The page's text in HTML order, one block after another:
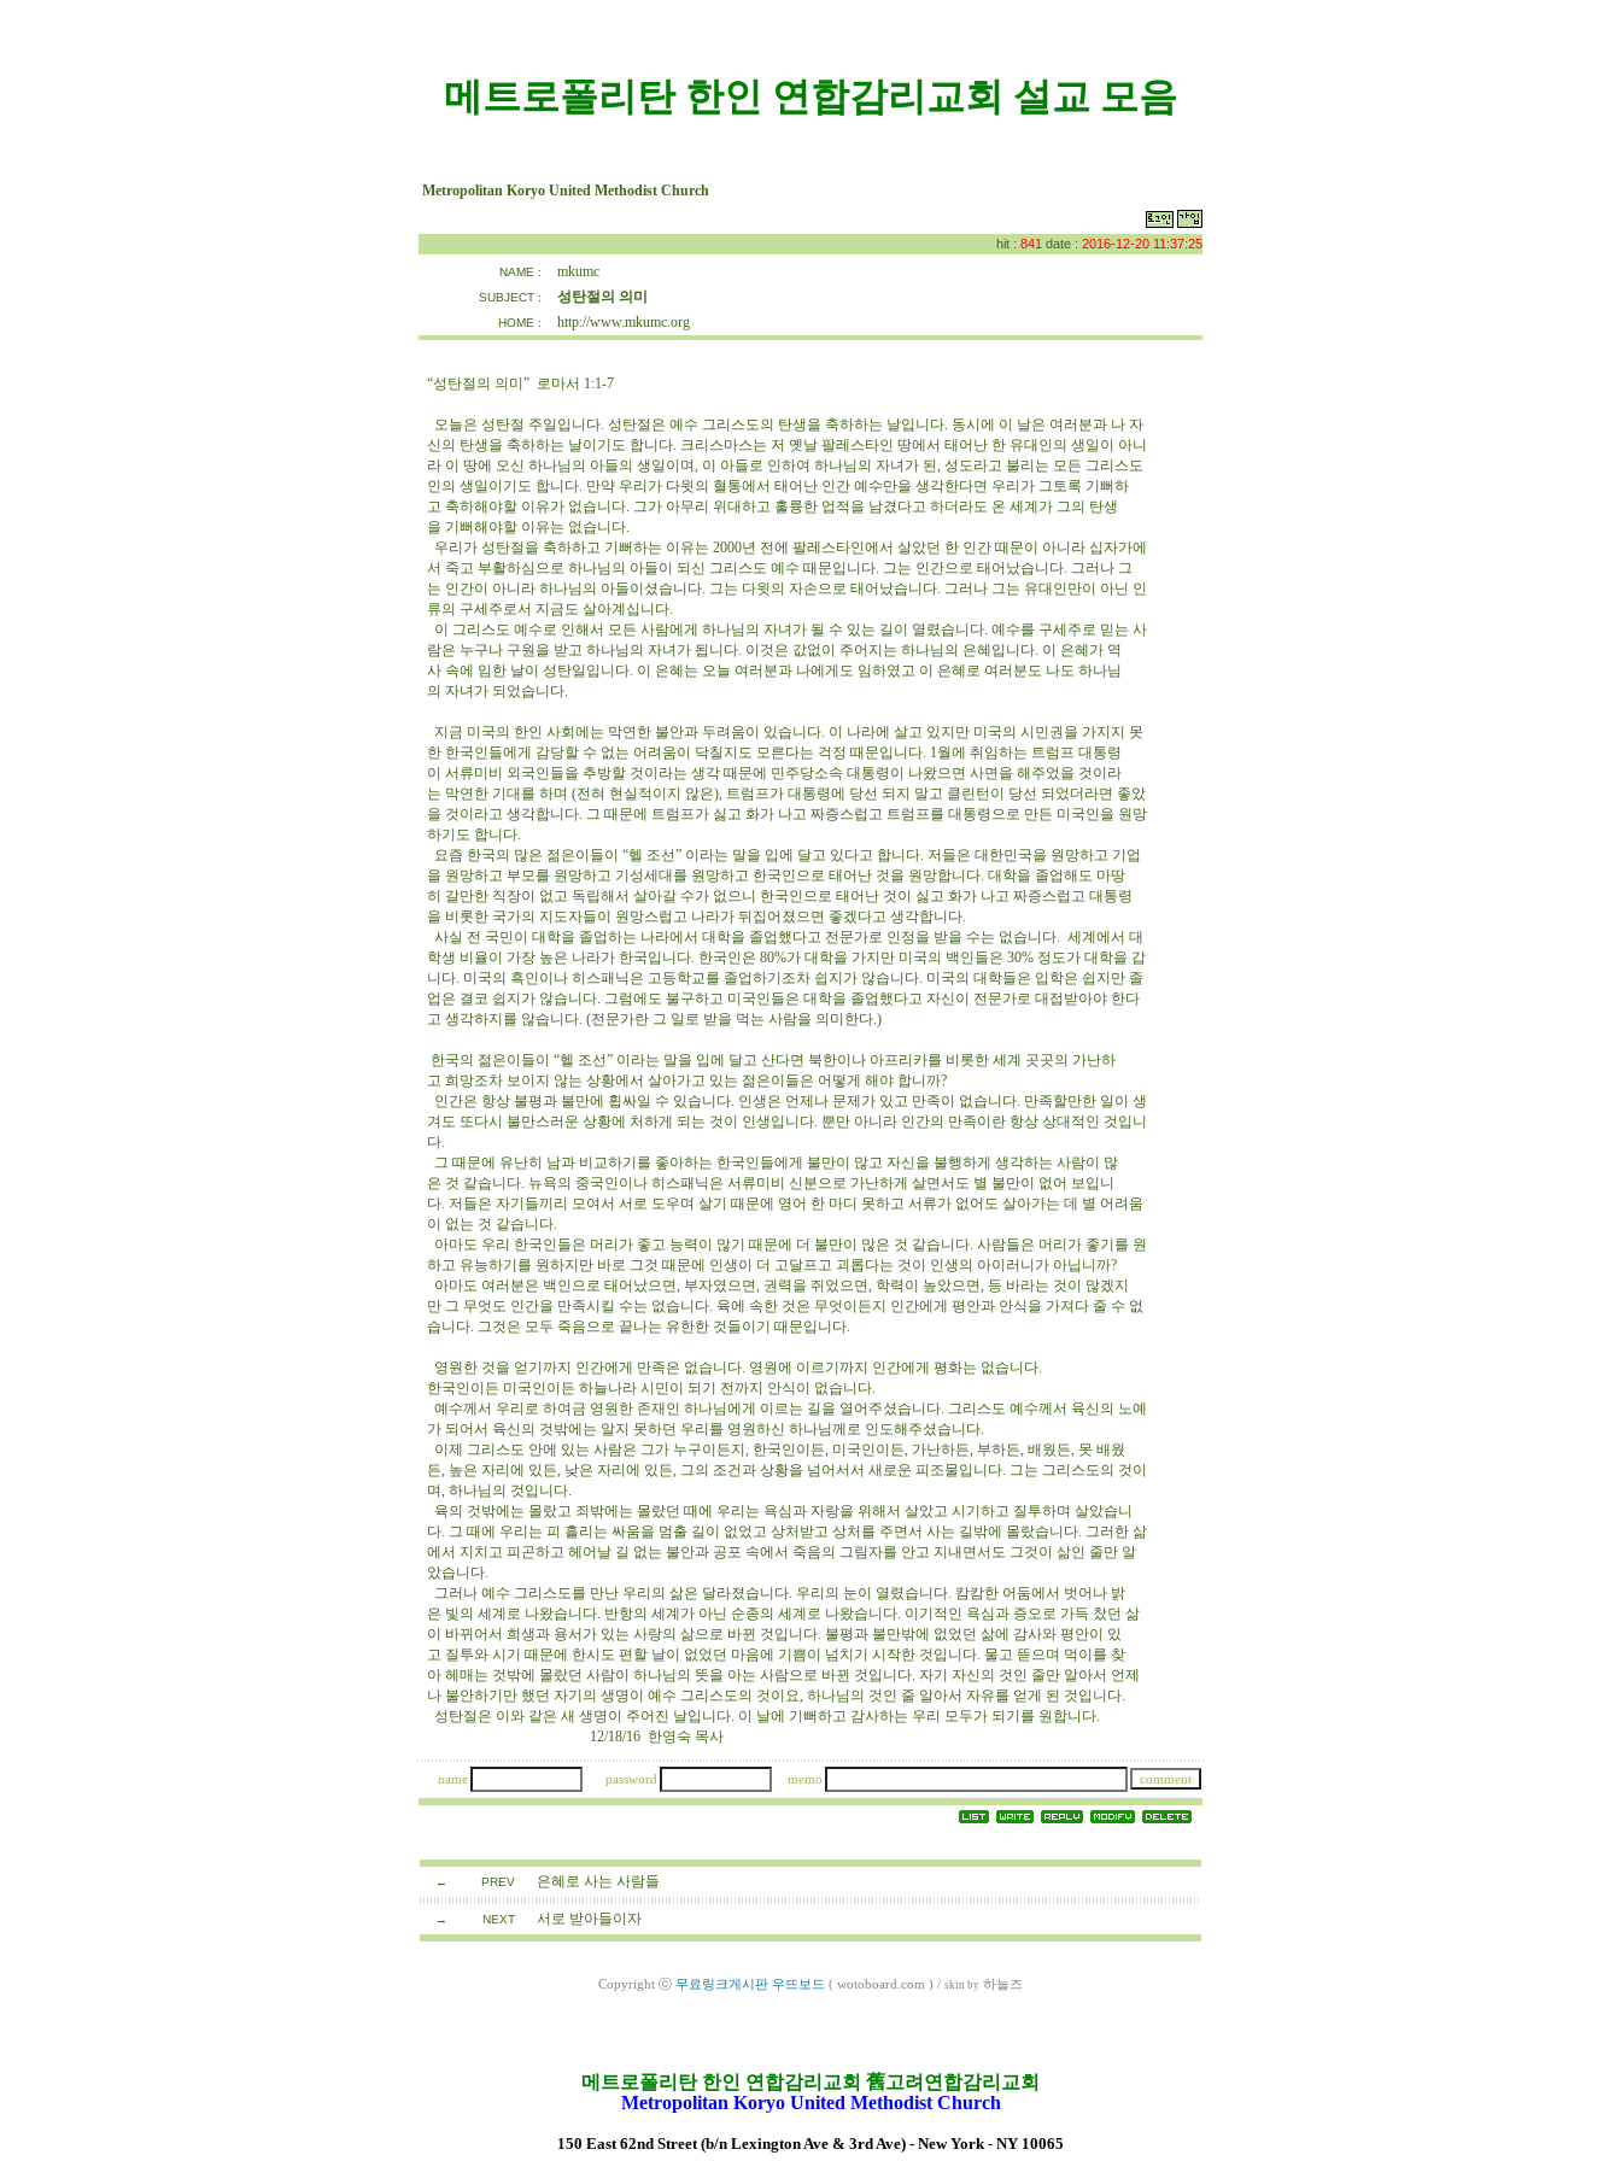
메트로폴리탄 한인 연합감리교회 설교 모음
Metropolitan Koryo United Methodist Church
hit : 841 date : 2016-12-20 11:37:25
NAME : mkumc
SUBJECT : 성탄절의 의미
HOME : http://www.mkumc.org
“성탄절의 의미” 로마서 1:1-7
오늘은 성탄절 주일입니다. 성탄절은 예수 그리스도의 탄생을 축하하는 날입니다. 동시에 이 날은 여러분과 나 자
신의 탄생을 축하하는 날이기도 합니다. 크리스마스는 저 옛날 팔레스타인 땅에서 태어난 한 유대인의 생일이 아니
라 이 땅에 오신 하나님의 아들의 생일이며, 이 아들로 인하여 하나님의 자녀가 된, 성도라고 불리는 모든 그리스도
인의 생일이기도 합니다. 만약 우리가 다윗의 혈통에서 태어난 인간 예수만을 생각한다면 우리가 그토록 기뻐하
고 축하해야할 이유가 없습니다. 그가 아무리 위대하고 훌륭한 업적을 남겼다고 하더라도 온 세계가 그의 탄생
을 기뻐해야할 이유는 없습니다.
우리가 성탄절을 축하하고 기뻐하는 이유는 2000년 전에 팔레스타인에서 살았던 한 인간 때문이 아니라 십자가에
서 죽고 부활하심으로 하나님의 아들이 되신 그리스도 예수 때문입니다. 그는 인간으로 태어났습니다. 그러나 그
는 인간이 아니라 하나님의 아들이셨습니다. 그는 다윗의 자손으로 태어났습니다. 그러나 그는 유대인만이 아닌 인
류의 구세주로서 지금도 살아계십니다.
이 그리스도 예수로 인해서 모든 사람에게 하나님의 자녀가 될 수 있는 길이 열렸습니다. 예수를 구세주로 믿는 사
람은 누구나 구원을 받고 하나님의 자녀가 됩니다. 이것은 값없이 주어지는 하나님의 은혜입니다. 이 은혜가 역
사 속에 임한 날이 성탄일입니다. 이 은혜는 오늘 여러분과 나에게도 임하였고 이 은혜로 여러분도 나도 하나님
의 자녀가 되었습니다.
지금 미국의 한인 사회에는 막연한 불안과 두려움이 있습니다. 이 나라에 살고 있지만 미국의 시민권을 가지지 못
한 한국인들에게 감당할 수 없는 어려움이 닥칠지도 모른다는 걱정 때문입니다. 1월에 취임하는 트럼프 대통령
이 서류미비 외국인들을 추방할 것이라는 생각 때문에 민주당소속 대통령이 나왔으면 사면을 해주었을 것이라
는 막연한 기대를 하며 (전혀 현실적이지 않은), 트럼프가 대통령에 당선 되지 말고 클린턴이 당선 되었더라면 좋았
을 것이라고 생각합니다. 그 때문에 트럼프가 싫고 화가 나고 짜증스럽고 트럼프를 대통령으로 만든 미국인을 원망
하기도 합니다.
요즘 한국의 많은 젊은이들이 “헬 조선” 이라는 말을 입에 달고 있다고 합니다. 저들은 대한민국을 원망하고 기업
을 원망하고 부모를 원망하고 기성세대를 원망하고 한국인으로 태어난 것을 원망합니다. 대학을 졸업해도 마땅
히 갈만한 직장이 없고 독립해서 살아갈 수가 없으니 한국인으로 태어난 것이 싫고 화가 나고 짜증스럽고 대통령
을 비롯한 국가의 지도자들이 원망스럽고 나라가 뒤집어졌으면 좋겠다고 생각합니다.
사실 전 국민이 대학을 졸업하는 나라에서 대학을 졸업했다고 전문가로 인정을 받을 수는 없습니다. 세계에서 대
학생 비율이 가장 높은 나라가 한국입니다. 한국인은 80%가 대학을 가지만 미국의 백인들은 30% 정도가 대학을 갑
니다. 미국의 흑인이나 히스패닉은 고등학교를 졸업하기조차 쉽지가 않습니다. 미국의 대학들은 입학은 쉽지만 졸
업은 결코 쉽지가 않습니다. 그럼에도 불구하고 미국인들은 대학을 졸업했다고 자신이 전문가로 대접받아야 한다
고 생각하지를 않습니다. (전문가란 그 일로 받을 먹는 사람을 의미한다.)
한국의 젊은이들이 “헬 조선” 이라는 말을 입에 달고 산다면 북한이나 아프리카를 비롯한 세계 곳곳의 가난하
고 희망조차 보이지 않는 상황에서 살아가고 있는 젊은이들은 어떻게 해야 합니까?
인간은 항상 불평과 불만에 휩싸일 수 있습니다. 인생은 언제나 문제가 있고 만족이 없습니다. 만족할만한 일이 생
겨도 또다시 불만스러운 상황에 처하게 되는 것이 인생입니다. 뿐만 아니라 인간의 만족이란 항상 상대적인 것입니
다.
그 때문에 유난히 남과 비교하기를 좋아하는 한국인들에게 불만이 많고 자신을 불행하게 생각하는 사람이 많
은 것 같습니다. 뉴욕의 중국인이나 히스패닉은 서류미비 신분으로 가난하게 살면서도 별 불만이 없어 보입니
다. 저들은 자기들끼리 모여서 서로 도우며 살기 때문에 영어 한 마디 못하고 서류가 없어도 살아가는 데 별 어려움
이 없는 것 같습니다.
아마도 우리 한국인들은 머리가 좋고 능력이 많기 때문에 더 불만이 많은 것 같습니다. 사람들은 머리가 좋기를 원
하고 유능하기를 원하지만 바로 그것 때문에 인생이 더 고달프고 괴롭다는 것이 인생의 아이러니가 아닙니까?
아마도 여러분은 백인으로 태어났으면, 부자였으면, 권력을 쥐었으면, 학력이 높았으면, 등 바라는 것이 많겠지
만 그 무엇도 인간을 만족시킬 수는 없습니다. 육에 속한 것은 무엇이든지 인간에게 평안과 안식을 가져다 줄 수 없
습니다. 그것은 모두 죽음으로 끝나는 유한한 것들이기 때문입니다.
영원한 것을 얻기까지 인간에게 만족은 없습니다. 영원에 이르기까지 인간에게 평화는 없습니다.
한국인이든 미국인이든 하늘나라 시민이 되기 전까지 안식이 없습니다.
예수께서 우리로 하여금 영원한 존재인 하나님에게 이르는 길을 열어주셨습니다. 그리스도 예수께서 육신의 노예
가 되어서 육신의 것밖에는 알지 못하던 우리를 영원하신 하나님께로 인도해주셨습니다.
이제 그리스도 안에 있는 사람은 그가 누구이든지, 한국인이든, 미국인이든, 가난하든, 부하든, 배웠든, 못 배웠
든, 높은 자리에 있든, 낮은 자리에 있든, 그의 조건과 상황을 넘어서서 새로운 피조물입니다. 그는 그리스도의 것이
며, 하나님의 것입니다.
육의 것밖에는 몰랐고 죄밖에는 몰랐던 때에 우리는 욕심과 자랑을 위해서 살았고 시기하고 질투하며 살았습니
다. 그 때에 우리는 피 흘리는 싸움을 멈출 길이 없었고 상처받고 상처를 주면서 사는 길밖에 몰랐습니다. 그러한 삶
에서 지치고 피곤하고 헤어날 길 없는 불안과 공포 속에서 죽음의 그림자를 안고 지내면서도 그것이 삶인 줄만 알
았습니다.
그러나 예수 그리스도를 만난 우리의 삶은 달라졌습니다. 우리의 눈이 열렸습니다. 캄캄한 어둠에서 벗어나 밝
은 빛의 세계로 나왔습니다. 반항의 세계가 아닌 순종의 세계로 나왔습니다. 이기적인 욕심과 증오로 가득 찼던 삶
이 바뀌어서 희생과 용서가 있는 사랑의 삶으로 바뀐 것입니다. 불평과 불만밖에 없었던 삶에 감사와 평안이 있
고 질투와 시기 때문에 한시도 편할 날이 없었던 마음에 기쁨이 넘치기 시작한 것입니다. 물고 뜯으며 먹이를 찾
아 헤매는 것밖에 몰랐던 사람이 하나님의 뜻을 아는 사람으로 바뀐 것입니다. 자기 자신의 것인 줄만 알아서 언제
나 불안하기만 했던 자기의 생명이 예수 그리스도의 것이요, 하나님의 것인 줄 알아서 자유를 얻게 된 것입니다.
성탄절은 이와 같은 새 생명이 주어진 날입니다. 이 날에 기뻐하고 감사하는 우리 모두가 되기를 원합니다.
12/18/16 한영숙 목사
name password memo
← PREV 은혜로 사는 사람들
→ NEXT 서로 받아들이자
Copyright ⓒ 무료링크게시판 우뜨보드 ( wotoboard.com ) / skin by 하늘즈
메트로폴리탄 한인 연합감리교회 舊고려연합감리교회
Metropolitan Koryo United Methodist Church
150 East 62nd Street (b/n Lexington Ave & 3rd Ave) - New York - NY 10065